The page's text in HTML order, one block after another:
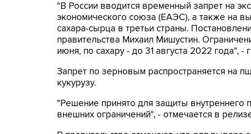
"В России вводится временный запрет на
экономического союза (ЕАЭС), а также на
сахара-сырца в третьи страны.
правительства Михаил Мишустин.
июня, по сахару - до 31 августа 2022 года", -
Запрет по зерновым распространяется на
кукурузу.
"Решение принято для защиты внутреннего
внешних ограничений", - отмечается в